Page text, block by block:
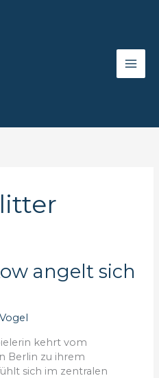
angelt sich
kehrt vom
Berlin zu ihrem
sich im zentralen